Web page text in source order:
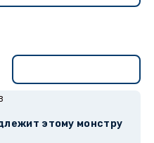
этому монстру